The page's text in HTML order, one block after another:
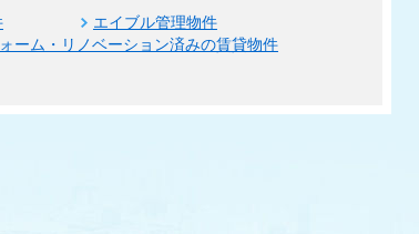
エイブル管理物件
ーム・リノベーション済みの賃貸物件